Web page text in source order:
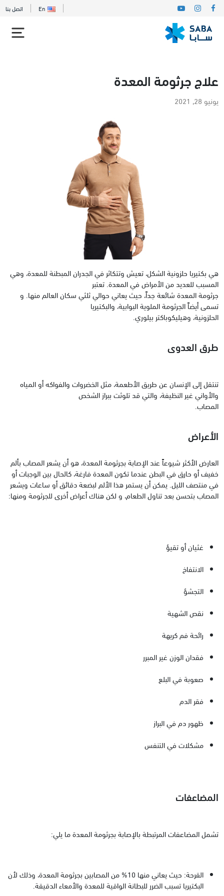
En اتصل بنا
علاج جرثومة المعدة
يونيو 28, 2021
هي بكتيريا حلزونية الشكل، تعيش وتتكاثر في الجدران المبطنة للمعدة، وهي
المسبب للعديد من الأمراض في المعدة. تعتبر
جرثومة المعدة شائعة جداً، حيث يعاني حوالي ثلثي سكان العالم منها. و
تسمى أيضاً الجرثومة الملوية البوابية، والبكتيريا
الحلزونية، وهيليكوباكتر بيلوري.
طرق العدوى
تنتقل إلى الإنسان عن طريق الأطعمة، مثل الخضروات والفواكه أو المياه
والأواني غير النظيفة، والتي قد تلوثت ببراز الشخص
المصاب.
الأعراض
العارض الأكثر شيوعاً عند الإصابة بجرثومة المعدة، هو أن يشعر المصاب بألم
خفيف أو حارق في البطن عندما تكون المعدة فارغة، كالحال بين الوجبات أو
في منتصف الليل. يمكن أن يستمر هذا الألم لبضعة دقائق أو ساعات ويشعر
المصاب بتحسن بعد تناول الطعام، و لكن هناك أعراض أخرى للجرثومة ومنها:
غثيان أو تقيؤ
الانتفاخ
التجشؤ
نقص الشهية
رائحة فم كريهة
فقدان الوزن غير المبرر
صعوبة في البلع
فقر الدم
ظهور دم في البراز
مشكلات في التنفس
المضاعفات
تشمل المضاعفات المرتبطة بالإصابة بجرثومة المعدة ما يلي:
القرحة: حيث يعاني منها 10% من المصابين بجرثومة المعدة، وذلك لأن
البكتيريا تسبب الضرر للبطانة الواقية للمعدة والأمعاء الدقيقة.